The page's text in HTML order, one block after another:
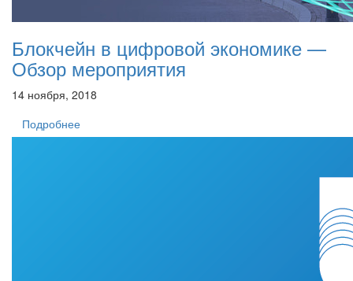
Блокчейн в цифровой экономике —
Обзор мероприятия
14 ноября, 2018
Подробнее